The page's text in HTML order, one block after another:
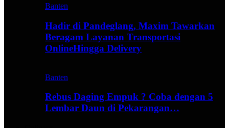
Banten
Hadir di Pandeglang, Maxim Tawarkan
Beragam Layanan Transportasi
OnlineHingga Delivery
Banten
Rebus Daging Empuk ? Coba dengan 5
Lembar Daun di Pekarangan…